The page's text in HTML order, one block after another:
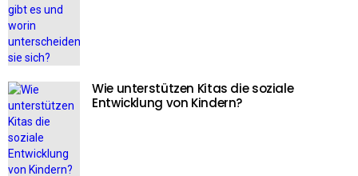
Wie unterstützen Kitas die soziale
Entwicklung von Kindern?